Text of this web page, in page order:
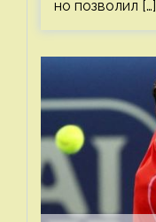
но позволил […]